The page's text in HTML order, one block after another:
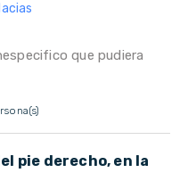
que pudiera
pie derecho, en la